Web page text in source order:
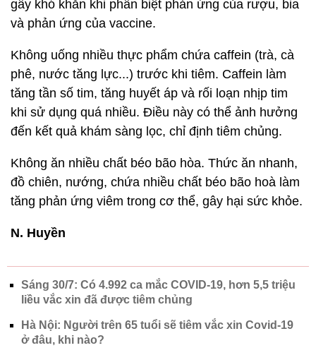
gây khó khăn khi phân biệt phản ứng của rượu, bia
và phản ứng của vaccine.
Không uống nhiều thực phẩm chứa caffein (trà, cà
phê, nước tăng lực...) trước khi tiêm. Caffein làm
tăng tần số tim, tăng huyết áp và rối loạn nhịp tim
khi sử dụng quá nhiều. Điều này có thể ảnh hưởng
đến kết quả khám sàng lọc, chỉ định tiêm chủng.
Không ăn nhiều chất béo bão hòa. Thức ăn nhanh,
đồ chiên, nướng, chứa nhiều chất béo bão hoà làm
tăng phản ứng viêm trong cơ thể, gây hại sức khỏe.
N. Huyền
Sáng 30/7: Có 4.992 ca mắc COVID-19, hơn 5,5 triệu
liều vắc xin đã được tiêm chủng
Hà Nội: Người trên 65 tuổi sẽ tiêm vắc xin Covid-19
ở đâu, khi nào?